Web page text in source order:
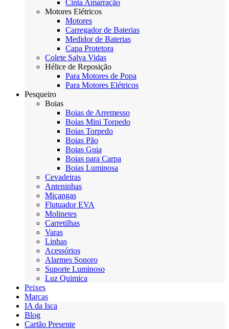
Cinta Amarração
Motores Elétricos
Motores
Carregador de Baterias
Medidor de Baterias
Capa Protetora
Colete Salva Vidas
Hélice de Reposição
Para Motores de Popa
Para Motores Elétricos
Pesqueiro
Boias
Boias de Arremesso
Boias Mini Torpedo
Boias Torpedo
Boias Pão
Boias Guia
Boias para Carpa
Boias Luminosa
Cevadeiras
Anteninhas
Miçangas
Flutuador EVA
Molinetes
Carretilhas
Varas
Linhas
Acessórios
Alarmes Sonoro
Suporte Luminoso
Luz Quimica
Peixes
Marcas
IA da Isca
Blog
Cartão Presente